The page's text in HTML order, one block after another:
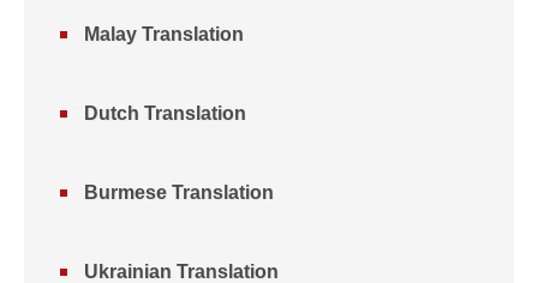
Malay Translation
Dutch Translation
Burmese Translation
Ukrainian Translation